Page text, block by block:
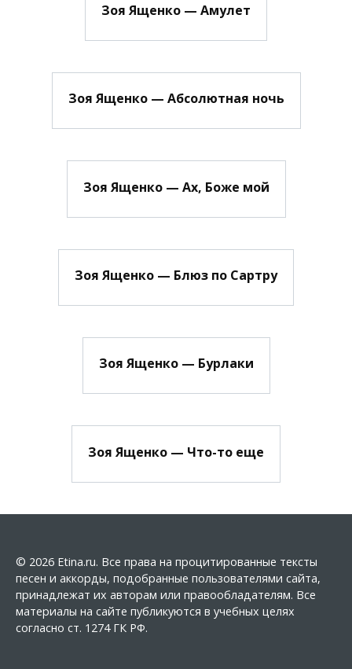
Зоя Ященко — Амулет
Зоя Ященко — Абсолютная ночь
Зоя Ященко — Ах, Боже мой
Зоя Ященко — Блюз по Сартру
Зоя Ященко — Бурлаки
Зоя Ященко — Что-то еще
© 2026 Etina.ru. Все права на процитированные тексты
песен и аккорды, подобранные пользователями сайта,
принадлежат их авторам или правообладателям. Все
материалы на сайте публикуются в учебных целях
согласно ст. 1274 ГК РФ.